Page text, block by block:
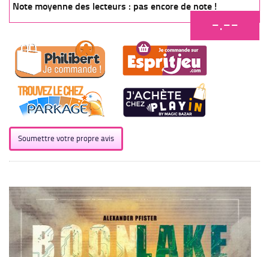
Note moyenne des lecteurs : pas encore de note !
-.--
Soumettre votre propre avis